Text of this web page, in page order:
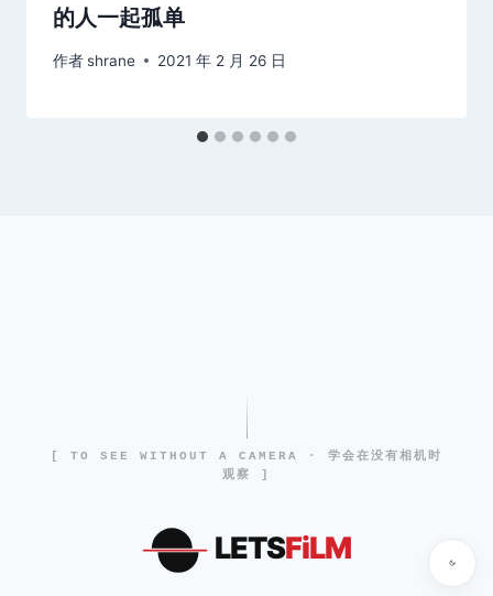
的人一起孤单
作者shrane 2021 年 2 月 26 日
[ TO SEE WITHOUT A CAMERA · 学会在没有相机时
观察 ]
LETSFiLM